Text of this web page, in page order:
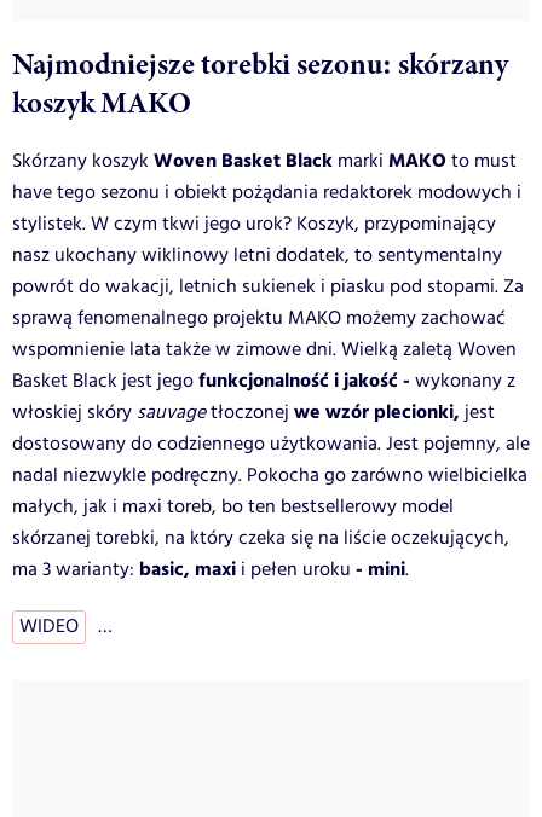
Najmodniejsze torebki sezonu: skórzany
koszyk MAKO
Skórzany koszyk Woven Basket Black marki MAKO to must
have tego sezonu i obiekt pożądania redaktorek modowych i
stylistek. W czym tkwi jego urok? Koszyk, przypominający
nasz ukochany wiklinowy letni dodatek, to sentymentalny
powrót do wakacji, letnich sukienek i piasku pod stopami. Za
sprawą fenomenalnego projektu MAKO możemy zachować
wspomnienie lata także w zimowe dni. Wielką zaletą Woven
Basket Black jest jegofunkcjonalność i jakość - wykonany z
włoskiej skóry sauvagetłoczonej we wzór plecionki,jest
dostosowany do codziennego użytkowania. Jest pojemny, ale
nadal niezwykle podręczny. Pokocha go zarówno wielbicielka
małych, jak i maxi toreb, bo ten bestsellerowy model
skórzanej torebki, na który czeka się na liście oczekujących,
ma 3 warianty: basic, maxi i pełen uroku - mini.
WIDEO …